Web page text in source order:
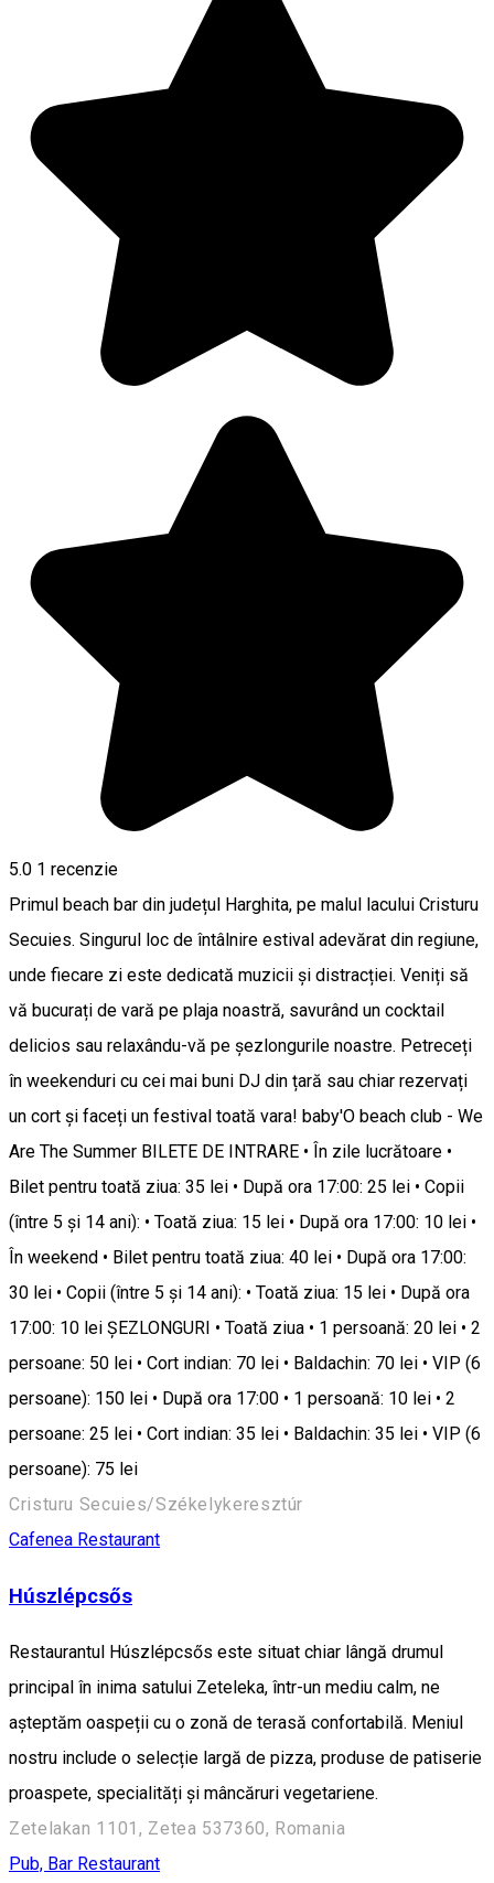
5.0 1 recenzie
Primul beach bar din județul Harghita, pe malul lacului Cristuru
Secuies. Singurul loc de întâlnire estival adevărat din regiune,
unde fiecare zi este dedicată muzicii și distracției. Veniți să
vă bucurați de vară pe plaja noastră, savurând un cocktail
delicios sau relaxându-vă pe șezlongurile noastre. Petreceți
în weekenduri cu cei mai buni DJ din țară sau chiar rezervați
un cort și faceți un festival toată vara! baby'O beach club - We
Are The Summer BILETE DE INTRARE • În zile lucrătoare •
Bilet pentru toată ziua: 35 lei • După ora 17:00: 25 lei • Copii
(între 5 și 14 ani): • Toată ziua: 15 lei • După ora 17:00: 10 lei •
În weekend • Bilet pentru toată ziua: 40 lei • După ora 17:00:
30 lei • Copii (între 5 și 14 ani): • Toată ziua: 15 lei • După ora
17:00: 10 lei ȘEZLONGURI • Toată ziua • 1 persoană: 20 lei • 2
persoane: 50 lei • Cort indian: 70 lei • Baldachin: 70 lei • VIP (6
persoane): 150 lei • După ora 17:00 • 1 persoană: 10 lei • 2
persoane: 25 lei • Cort indian: 35 lei • Baldachin: 35 lei • VIP (6
persoane): 75 lei
Cristuru Secuies/Székelykeresztúr
Cafenea Restaurant
Húszlépcsős
Restaurantul Húszlépcsős este situat chiar lângă drumul
principal în inima satului Zeteleka, într-un mediu calm, ne
așteptăm oaspeții cu o zonă de terasă confortabilă. Meniul
nostru include o selecție largă de pizza, produse de patiserie
proaspete, specialități și mâncăruri vegetariene.
Zetelakan 1101, Zetea 537360, Romania
Pub, Bar Restaurant